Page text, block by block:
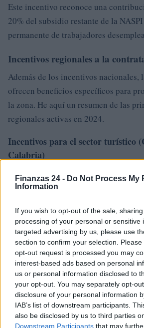
Finanzas 24 - Do Not Process My
Information
If you wish to opt-out of the sale,
processing of your personal or sensitive
targeted advertising by us, please use
section to confirm your selection.
opt-out request is processed you may
interest-based ads based on personal
us or personal information disclosed to
your opt-out. You may separately opt-
disclosure of your personal information
IAB’s list of downstream participants.
also be disclosed by us to third parties
Downstream Participants that may
Este incentivo reconoce una
20% del subsidio restante de la
permanente de trabajadores
Incentivos regionales a la
Además de los incentivos nacionales,
ofrecen beneficios específicos para
la zona. He aquí un resumen de las
regionales activas en 2024.
Incentivos para el sector turístico
Calabria)
Las regiones de Campania y
para la contratación en el sector
de promover el empleo mediante
determinada o indefinida.
Contratación de personas
Romaña, Friuli Venezia Giulia,
Véneto)
Estas regiones ofrecen incentivos
personas con discapacidades, tanto
como parcial, incluidas las